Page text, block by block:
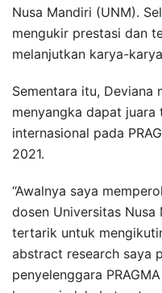
Nusa Mandiri (UNM).
mengukir prestasi dan
melanjutkan karya-
Sementara itu, Deviana
menyangka dapat
internasional pada
2021.
“Awalnya saya
dosen Universitas Nusa
tertarik untuk
abstract research saya
penyelenggara